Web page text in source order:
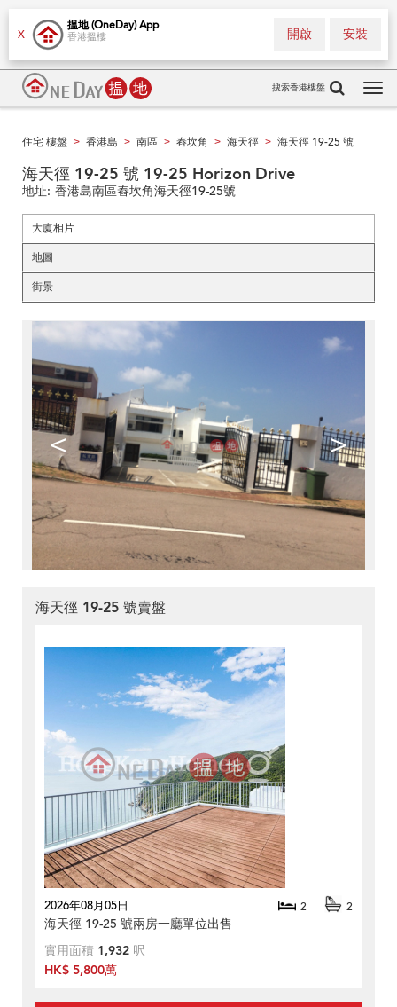
X
搵地 (OneDay) App
香港搵樓 安裝
開啟
搜索香港樓盤
住宅 樓盤 > 香港島 > 南區 > 舂坎角 > 海天徑 > 海天徑 19-25 號
海天徑 19-25 號 19-25 Horizon Drive
地址: 香港島南區舂坎角海天徑19-25號
大廈相片
地圖
街景
< >
海天徑 19-25 號賣盤
2026年08月05日 2 2
海天徑 19-25 號兩房一廳單位出售
實用面積 1,932 呎
HK$ 5,800萬